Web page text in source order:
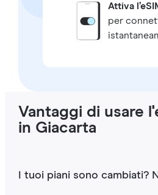
Attiva
per
Vantaggi di usare
in Giacarta
I tuoi piani sono cambiati?